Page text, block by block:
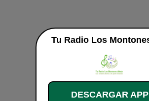
DESCARGAR APP